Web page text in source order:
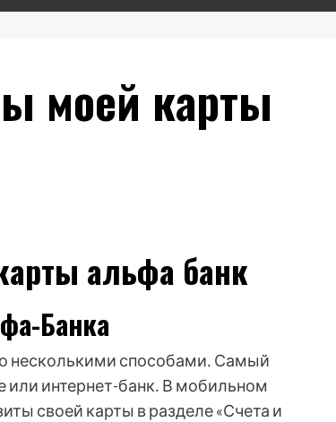
моей карты
альфа банк
Банка
несколькими способами․ Самый
интернет-банк․ В мобильном
своей карты в разделе «Счета и